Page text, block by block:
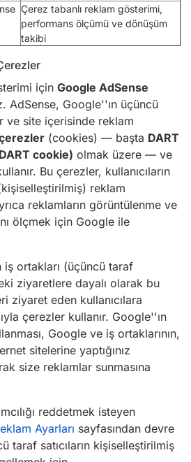
Çerez tabanlı reklam gösterimi,
performans ölçümü ve dönüşüm
takibi
için Google AdSense
AdSense, Google''ın üçüncü
ve site içerisinde reklam
(cookies) — başta DART
cookie) olmak üzere — ve
Bu çerezler, kullanıcıların
reklam
reklamların görüntülenme ve
ölçmek için Google ile
ortakları (üçüncü taraf
ziyaretlere dayalı olarak bu
ziyaret eden kullanıcılara
çerezler kullanır. Google''ın
Google ve iş ortaklarının,
sitelerine yaptığınız
size reklamlar sunmasına
reddetmek isteyen
Ayarları sayfasından devre
taraf satıcıların kişiselleştirilmiş